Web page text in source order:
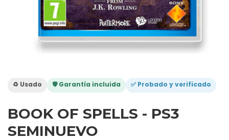
♻️ Usado 🛡️ Garantía incluida ✅ Probado y verificado
BOOK OF SPELLS - PS3
SEMINUEVO